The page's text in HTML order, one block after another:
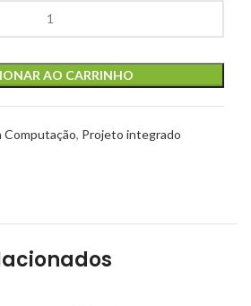
AO CARRINHO
Computação, Projeto integrado